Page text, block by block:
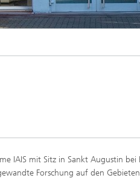
IAIS mit Sitz in Sankt Augustin
Forschung auf den